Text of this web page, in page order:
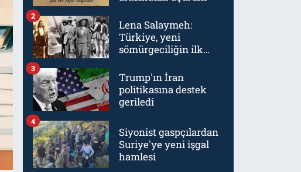
Lena Salaymeh:
Türkiye, yeni
sömürgeciliğin ilk
2
Trump'ın İran
politikasına destek
geriledi
3
Siyonist gaspçılardan
Suriye'ye yeni işgal
hamlesi
4